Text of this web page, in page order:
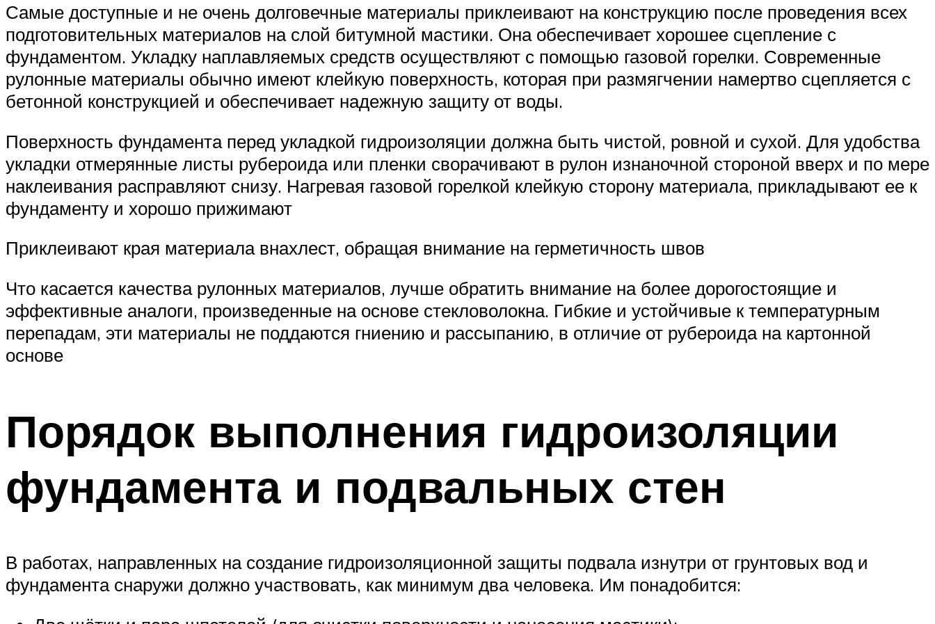
Самые доступные и не очень долговечные материалы приклеивают на конструкцию после проведения всех
подготовительных материалов на слой битумной мастики. Она обеспечивает хорошее сцепление с
фундаментом. Укладку наплавляемых средств осуществляют с помощью газовой горелки. Современные
рулонные материалы обычно имеют клейкую поверхность, которая при размягчении намертво сцепляется с
бетонной конструкцией и обеспечивает надежную защиту от воды.
Поверхность фундамента перед укладкой гидроизоляции должна быть чистой, ровной и сухой. Для удобства
укладки отмерянные листы рубероида или пленки сворачивают в рулон изнаночной стороной вверх и по мере
наклеивания расправляют снизу. Нагревая газовой горелкой клейкую сторону материала, прикладывают ее к
фундаменту и хорошо прижимают
Приклеивают края материала внахлест, обращая внимание на герметичность швов
Что касается качества рулонных материалов, лучше обратить внимание на более дорогостоящие и
эффективные аналоги, произведенные на основе стекловолокна. Гибкие и устойчивые к температурным
перепадам, эти материалы не поддаются гниению и рассыпанию, в отличие от рубероида на картонной
основе
Порядок выполнения гидроизоляции
фундамента и подвальных стен
В работах, направленных на создание гидроизоляционной защиты подвала изнутри от грунтовых вод и
фундамента снаружи должно участвовать, как минимум два человека. Им понадобится: